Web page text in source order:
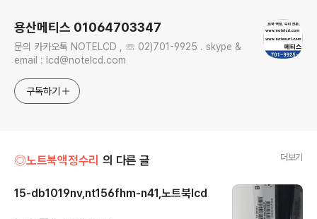
용산메티스 01064703347
문의 카카오톡 NOTELCD , ☏ 02)701-9925 . skype &
email : lcd@notelcd.com
구독하기
◎노트북액정수리 의 다른 글 더보기
15-db1019nv,nt156fhm-n41,노트북lcd